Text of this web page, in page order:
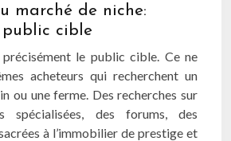
marché de niche:
cible
le public cible. Ce ne
acheteurs qui recherchent un
ou une ferme. Des recherches sur
spécialisées, des forums, des
à l’immobilier de prestige et